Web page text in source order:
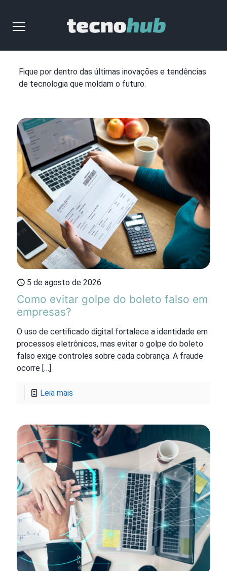
Fique por dentro das últimas inovações e tendências
de tecnologia que moldam o futuro.
5 de agosto de 2026
Como evitar golpe do boleto falso em
empresas?
O uso de certificado digital fortalece a identidade em
processos eletrônicos, mas evitar o golpe do boleto
falso exige controles sobre cada cobrança. A fraude
ocorre […]
Leia mais